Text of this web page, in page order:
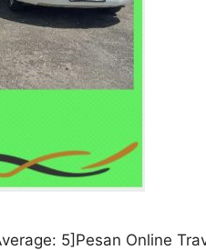
5]Pesan Online